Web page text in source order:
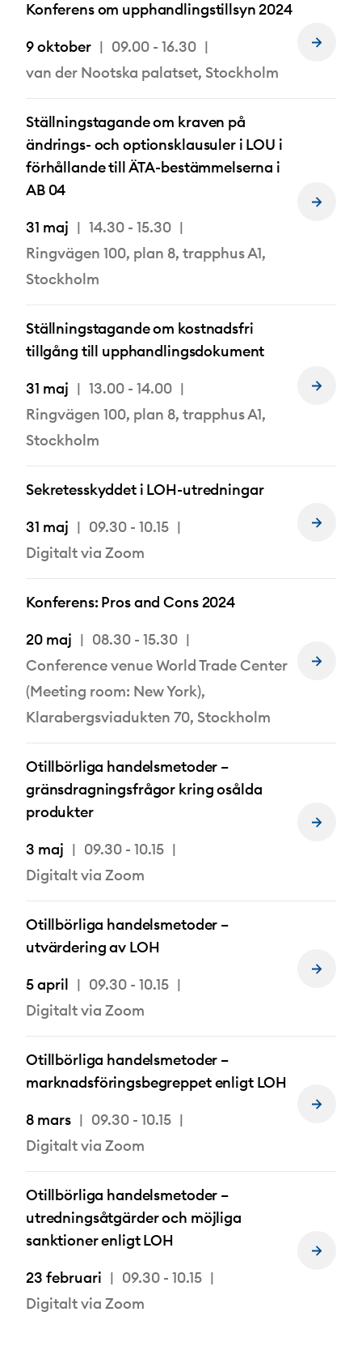
Konferens om upphandlingstillsyn 2024
9 oktober
09.00 - 16.30
van der Nootska palatset, Stockholm
Läs
Ställningstagande om kraven på
ändrings- och optionsklausuler i LOU i
förhållande till ÄTA-bestämmelserna i
AB 04
31 maj
14.30 - 15.30
Ringvägen 100, plan 8, trapphus A1,
Stockholm
Läs
Ställningstagande om kostnadsfri
tillgång till upphandlingsdokument
31 maj
13.00 - 14.00
Ringvägen 100, plan 8, trapphus A1,
Stockholm
Läs
Sekretesskyddet i LOH-utredningar
31 maj
09.30 - 10.15
Digitalt via Zoom
Läs
Konferens: Pros and Cons 2024
20 maj
08.30 - 15.30
Conference venue World Trade Center
(Meeting room: New York),
Klarabergsviadukten 70, Stockholm
Läs
Otillbörliga handelsmetoder –
gränsdragningsfrågor kring osålda
produkter
3 maj
09.30 - 10.15
Digitalt via Zoom
Läs
Otillbörliga handelsmetoder –
utvärdering av LOH
5 april
09.30 - 10.15
Digitalt via Zoom
Läs
Otillbörliga handelsmetoder –
marknadsföringsbegreppet enligt LOH
8 mars
09.30 - 10.15
Digitalt via Zoom
Läs
Otillbörliga handelsmetoder –
utredningsåtgärder och möjliga
sanktioner enligt LOH
23 februari
09.30 - 10.15
Digitalt via Zoom
Läs